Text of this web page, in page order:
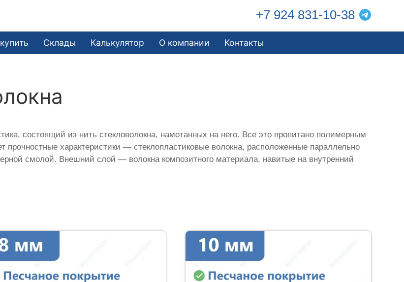
+7 924 831-10-38
Склады Калькулятор О компании Контакты
состоящий из нить стекловолокна, намотанных на него. Все это пропитано полимерным
прочностные характеристики — стеклопластиковые волокна, расположенные параллельно
смолой. Внешний слой — волокна композитного материала, навитые на внутренний